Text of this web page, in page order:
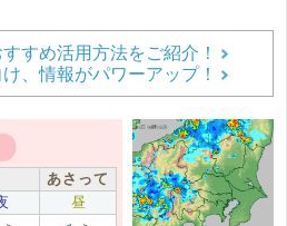
すめ活用方法をご紹介！
、情報がパワーアップ！
あさって
昼